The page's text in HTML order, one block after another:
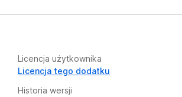
Licencja użytkownika
Licencja tego dodatku
Historia wersji